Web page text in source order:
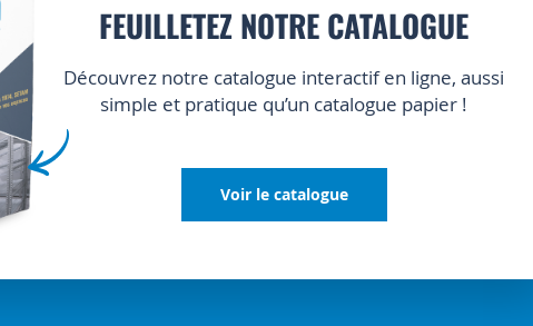
FEUILLETEZ NOTRE CATALOGUE
Découvrez notre catalogue interactif en ligne, aussi
simple et pratique qu’un catalogue papier !
Voir le catalogue